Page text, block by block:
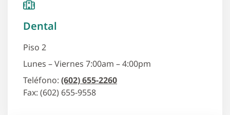
Dental
Piso 2
Lunes – Viernes 7:00am – 4:00pm
Teléfono: (602) 655-2260
Fax: (602) 655-9558